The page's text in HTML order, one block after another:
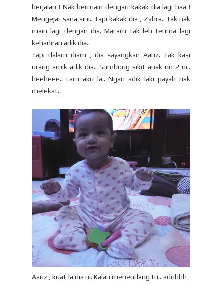
berjalan ! Nak bermain dengan kakak dia lagi haa !
Mengejar sana sini.. tapi kakak dia , Zahra.. tak nak
main lagi dengan dia. Macam tak leh terima lagi
kehadiran adik dia..
Tapi dalam diam , dia sayangkan Aariz. Tak kasi
orang amik adik dia.. Sombong sikit anak no 2 ni..
heeheee.. cam aku la.. Ngan adik laki payah nak
melekat..
Aariz , kuat la dia ni. Kalau menendang tu.. aduhhh ,